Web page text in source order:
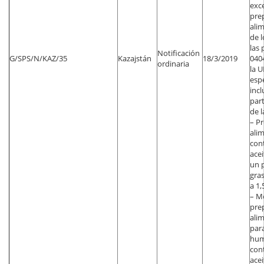
G/SPS/N/KAZ/35 Kazajstán
Notificación
ordinaria
18/3/2019
de
las
la
de
–
un
a
–